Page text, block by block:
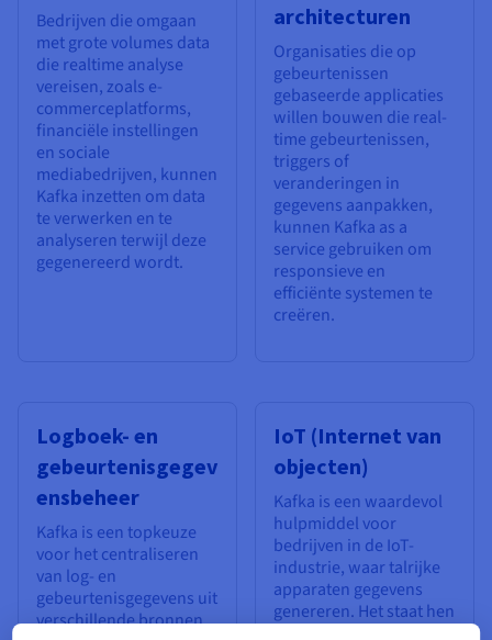
Bedrijven die omgaan
met grote volumes data
die realtime analyse
vereisen, zoals e-
commerceplatforms,
financiële instellingen
en sociale
mediabedrijven, kunnen
Kafka inzetten om data
te verwerken en te
analyseren terwijl deze
gegenereerd wordt.
architecturen
Organisaties die op
gebeurtenissen
gebaseerde applicaties
willen bouwen die real-
time gebeurtenissen,
triggers of
veranderingen in
gegevens aanpakken,
kunnen Kafka as a
service gebruiken om
responsieve en
efficiënte systemen te
creëren.
Logboek- en
gebeurtenisgegev
ensbeheer
Kafka is een topkeuze
voor het centraliseren
van log- en
gebeurtenisgegevens uit
verschillende bronnen
IoT (Internet van
objecten)
Kafka is een waardevol
hulpmiddel voor
bedrijven in de IoT-
industrie, waar talrijke
apparaten gegevens
genereren. Het staat hen